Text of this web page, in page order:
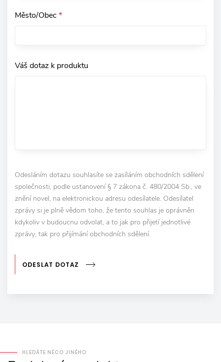
Město/Obec*
Váš dotaz k produktu
Odesláním dotazu souhlasíte se zasíláním obchodních sdělení
společnosti, podle ustanovení § 7 zákona č. 480/2004 Sb., ve
znění novel, na elektronickou adresu odesílatele. Odesílatel
zprávy si je plně vědom toho, že tento souhlas je oprávněn
kdykoliv v budoucnu odvolat, a to jak pro přijetí jednotlivé
zprávy, tak pro přijímání obchodních sdělení.
ODESLAT DOTAZ
HLEDÁTE NĚCO JINÉHO